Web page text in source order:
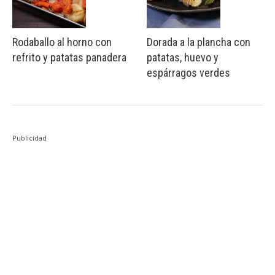
Rodaballo al horno con
refrito y patatas panadera
Dorada a la plancha con
patatas, huevo y
espárragos verdes
Publicidad